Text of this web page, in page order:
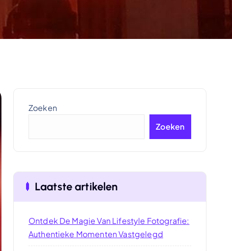
Zoeken
Zoeken
Laatste artikelen
Ontdek De Magie Van Lifestyle Fotografie:
Authentieke Momenten Vastgelegd